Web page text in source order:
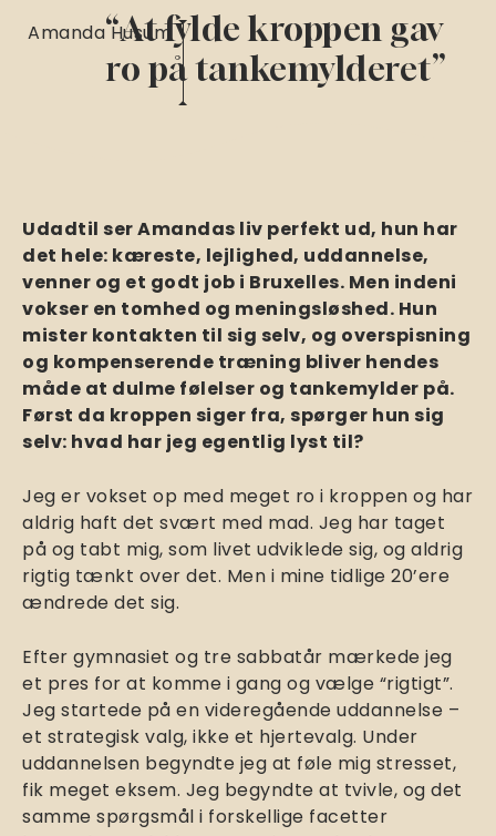
“At fylde kroppen gav
ro på tankemylderet”
Amanda Husum
Udadtil ser Amandas liv perfekt ud, hun har
det hele: kæreste, lejlighed, uddannelse,
venner og et godt job i Bruxelles. Men indeni
vokser en tomhed og meningsløshed. Hun
mister kontakten til sig selv, og overspisning
og kompenserende træning bliver hendes
måde at dulme følelser og tankemylder på.
Først da kroppen siger fra, spørger hun sig
selv: hvad har jeg egentlig lyst til?
Jeg er vokset op med meget ro i kroppen og har
aldrig haft det svært med mad. Jeg har taget
på og tabt mig, som livet udviklede sig, og aldrig
rigtig tænkt over det. Men i mine tidlige 20’ere
ændrede det sig.
Efter gymnasiet og tre sabbatår mærkede jeg
et pres for at komme i gang og vælge “rigtigt”.
Jeg startede på en videregående uddannelse –
et strategisk valg, ikke et hjertevalg. Under
uddannelsen begyndte jeg at føle mig stresset,
fik meget eksem. Jeg begyndte at tvivle, og det
samme spørgsmål i forskellige facetter